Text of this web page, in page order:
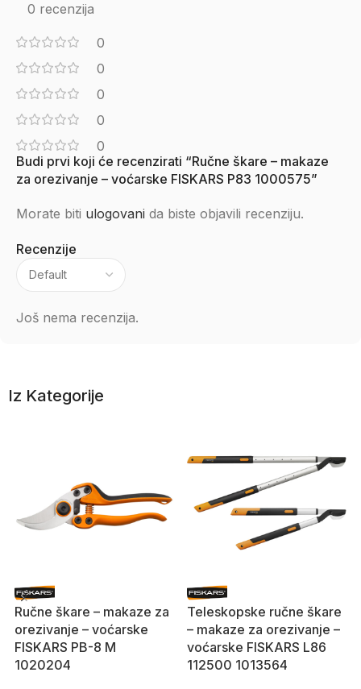
0 recenzija
0
0
0
0
0
Recenzije
Još nema recenzija.
Budi prvi koji će recenzirati “Ručne škare – makaze
za orezivanje – voćarske FISKARS P83 1000575”
Morate biti ulogovani da biste objavili recenziju.
Iz Kategorije
Ručne škare – makaze za
orezivanje – voćarske
FISKARS PB-8 M
1020204
Teleskopske ručne škare
– makaze za orezivanje –
voćarske FISKARS L86
112500 1013564